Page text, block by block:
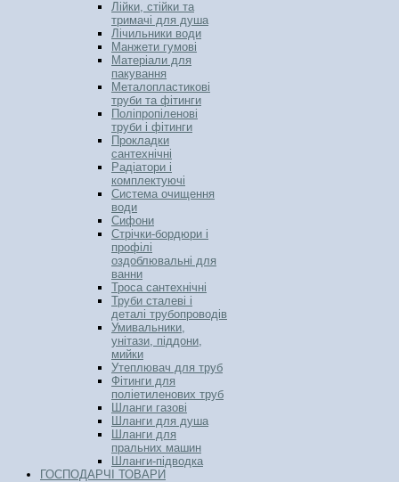
Лійки, стійки та
тримачі для душа
Лічильники води
Манжети гумові
Матеріали для
пакування
Металопластикові
труби та фітинги
Поліпропіленові
труби і фітинги
Прокладки
сантехнічні
Радіатори і
комплектуючі
Система очищення
води
Сифони
Стрічки-бордюри і
профілі
оздоблювальні для
ванни
Троса сантехнічні
Труби сталеві і
деталі трубопроводів
Умивальники,
унітази, піддони,
мийки
Утеплювач для труб
Фітинги для
поліетиленових труб
Шланги газові
Шланги для душа
Шланги для
пральних машин
Шланги-підводка
ГОСПОДАРЧІ ТОВАРИ